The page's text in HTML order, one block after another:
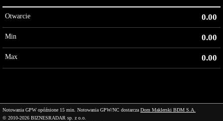
Otwarcie 0.00
Min 0.00
Max 0.00
Notowania GPW opóźnione 15 min. Notowania GPW/NC dostarcza Dom Maklerski BDM S.A.
© 2010-2026 BIZNESRADAR sp. z o.o.